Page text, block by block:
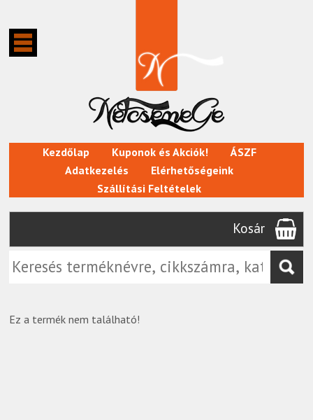
Kezdőlap Kuponok és Akciók!
ÁSZF
Adatkezelés
Elérhetőségeink
Szállítási Feltételek
Kosár
Ez a termék nem található!